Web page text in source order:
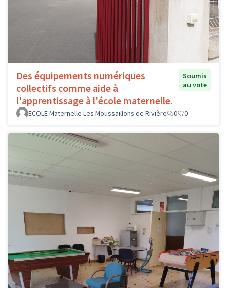
Des équipements numériques
collectifs comme aide à
l'apprentissage à l'école maternelle.
Soumis
au vote
ECOLE Maternelle Les Moussaillons de Rivière 0 0